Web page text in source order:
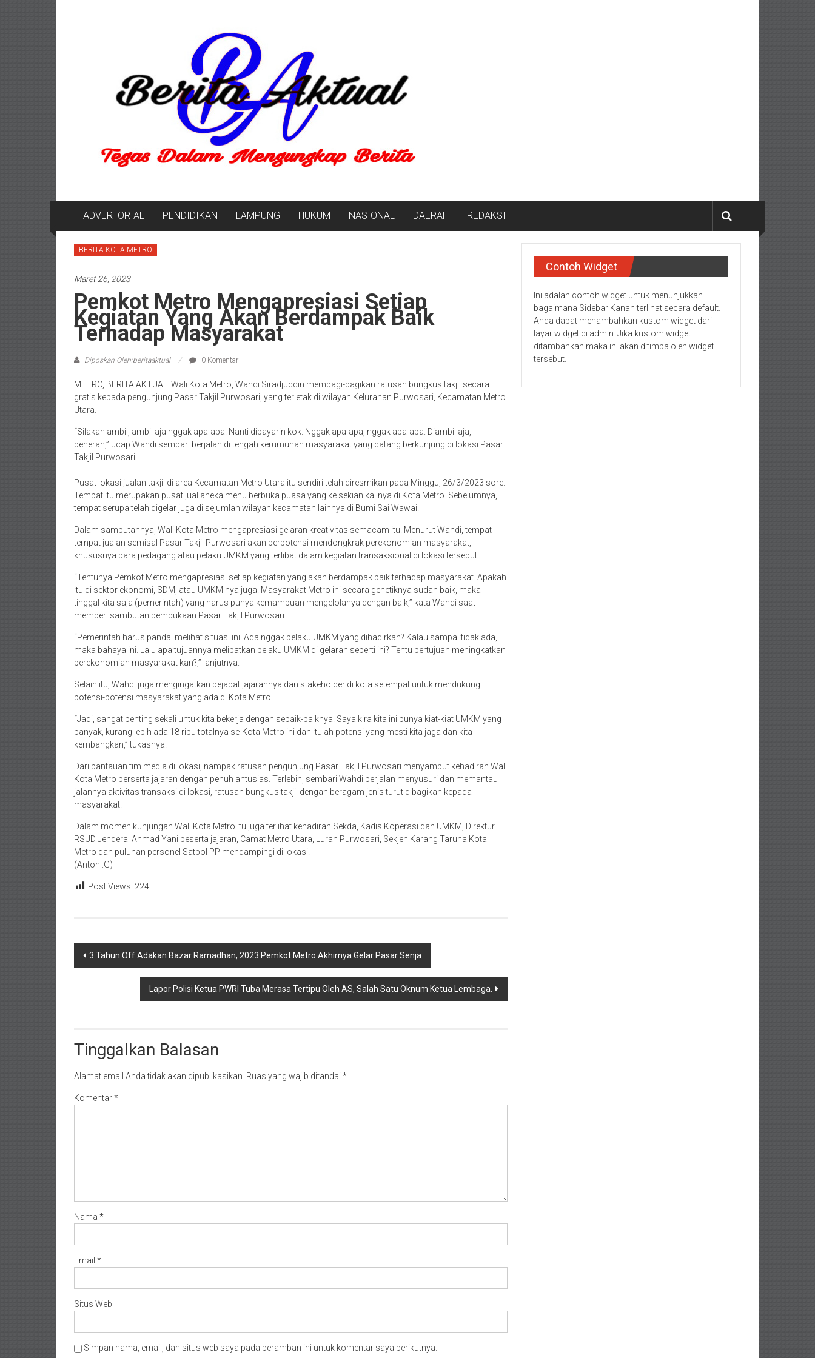
ADVERTORIAL PENDIDIKAN LAMPUNG HUKUM NASIONAL DAERAH REDAKSI
BERITA KOTA METRO
Maret 26, 2023
Pemkot Metro Mengapresiasi Setiap
Kegiatan Yang Akan Berdampak Baik
Terhadap Masyarakat
Diposkan Oleh:beritaaktual 0 Komentar
METRO, BERITA AKTUAL. Wali Kota Metro, Wahdi Siradjuddin membagi-bagikan ratusan bungkus takjil secara
gratis kepada pengunjung Pasar Takjil Purwosari, yang terletak di wilayah Kelurahan Purwosari, Kecamatan Metro
Utara.
“Silakan ambil, ambil aja nggak apa-apa. Nanti dibayarin kok. Nggak apa-apa, nggak apa-apa. Diambil aja,
beneran,” ucap Wahdi sembari berjalan di tengah kerumunan masyarakat yang datang berkunjung di lokasi Pasar
Takjil Purwosari.
Pusat lokasi jualan takjil di area Kecamatan Metro Utara itu sendiri telah diresmikan pada Minggu, 26/3/2023 sore.
Tempat itu merupakan pusat jual aneka menu berbuka puasa yang ke sekian kalinya di Kota Metro. Sebelumnya,
tempat serupa telah digelar juga di sejumlah wilayah kecamatan lainnya di Bumi Sai Wawai.
Dalam sambutannya, Wali Kota Metro mengapresiasi gelaran kreativitas semacam itu. Menurut Wahdi, tempat-
tempat jualan semisal Pasar Takjil Purwosari akan berpotensi mendongkrak perekonomian masyarakat,
khususnya para pedagang atau pelaku UMKM yang terlibat dalam kegiatan transaksional di lokasi tersebut.
“Tentunya Pemkot Metro mengapresiasi setiap kegiatan yang akan berdampak baik terhadap masyarakat. Apakah
itu di sektor ekonomi, SDM, atau UMKM nya juga. Masyarakat Metro ini secara genetiknya sudah baik, maka
tinggal kita saja (pemerintah) yang harus punya kemampuan mengelolanya dengan baik,” kata Wahdi saat
memberi sambutan pembukaan Pasar Takjil Purwosari.
“Pemerintah harus pandai melihat situasi ini. Ada nggak pelaku UMKM yang dihadirkan? Kalau sampai tidak ada,
maka bahaya ini. Lalu apa tujuannya melibatkan pelaku UMKM di gelaran seperti ini? Tentu bertujuan meningkatkan
perekonomian masyarakat kan?,” lanjutnya.
Selain itu, Wahdi juga mengingatkan pejabat jajarannya dan stakeholder di kota setempat untuk mendukung
potensi-potensi masyarakat yang ada di Kota Metro.
“Jadi, sangat penting sekali untuk kita bekerja dengan sebaik-baiknya. Saya kira kita ini punya kiat-kiat UMKM yang
banyak, kurang lebih ada 18 ribu totalnya se-Kota Metro ini dan itulah potensi yang mesti kita jaga dan kita
kembangkan,” tukasnya.
Dari pantauan tim media di lokasi, nampak ratusan pengunjung Pasar Takjil Purwosari menyambut kehadiran Wali
Kota Metro berserta jajaran dengan penuh antusias. Terlebih, sembari Wahdi berjalan menyusuri dan memantau
jalannya aktivitas transaksi di lokasi, ratusan bungkus takjil dengan beragam jenis turut dibagikan kepada
masyarakat.
Dalam momen kunjungan Wali Kota Metro itu juga terlihat kehadiran Sekda, Kadis Koperasi dan UMKM, Direktur
RSUD Jenderal Ahmad Yani beserta jajaran, Camat Metro Utara, Lurah Purwosari, Sekjen Karang Taruna Kota
Metro dan puluhan personel Satpol PP mendampingi di lokasi.
(Antoni.G)
Post Views: 224
Navigasi
3 Tahun Off Adakan Bazar Ramadhan, 2023 Pemkot Metro Akhirnya Gelar Pasar Senja
Lapor Polisi Ketua PWRI Tuba Merasa Tertipu Oleh AS, Salah Satu Oknum Ketua Lembaga.
Tinggalkan Balasan
Alamat email Anda tidak akan dipublikasikan. Ruas yang wajib ditandai *
Komentar*
Nama *
Email *
Situs Web
Simpan nama, email, dan situs web saya pada peramban ini untuk komentar saya berikutnya.
Contoh Widget
Ini adalah contoh widget untuk menunjukkan
bagaimana Sidebar Kanan terlihat secara default.
Anda dapat menambahkan kustom widget dari
layar widget di admin. Jika kustom widget
ditambahkan maka ini akan ditimpa oleh widget
tersebut.